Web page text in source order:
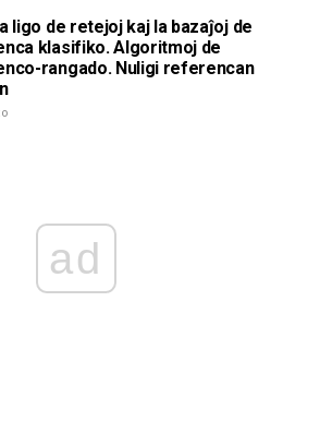
ligo de retejoj kaj la bazaĵoj de
klasifiko. Algoritmoj de
rangado. Nuligi referencan
ad